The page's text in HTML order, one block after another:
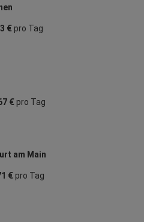
€pro Tag
€pro Tag
am Main
€ pro Tag